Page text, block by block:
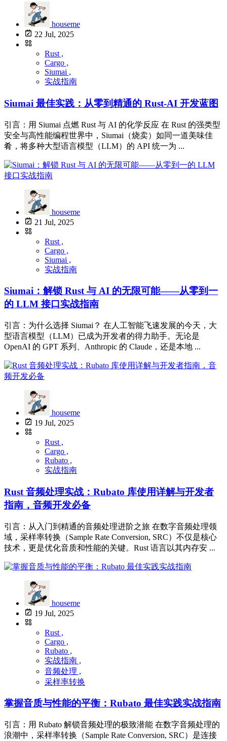
houseme
22 Jul, 2025
Rust ,
Cargo ,
Siumai ,
实战指南
Siumai 最佳实践：从零到精通的 Rust-AI 开发蓝图
引言：用 Siumai 点燃 Rust 与 AI 的化学反应 在 Rust 的强类型
安全与高性能编程世界中，Siumai（烧卖）如同一道美味佳
肴，将多种大型语言模型（LLM）的 API 统一为 ...
houseme
21 Jul, 2025
Rust ,
Cargo ,
Siumai ,
实战指南
Siumai：解锁 Rust 与 AI 的无限可能——从零到一
的 LLM 接口实战指南
引言：为什么选择 Siumai？ 在人工智能飞速发展的今天，大
型语言模型（LLM）已成为开发者的得力助手。无论是
OpenAI 的 GPT 系列、Anthropic 的 Claude，还是本地 ...
houseme
19 Jul, 2025
Rust ,
Cargo ,
Rubato ,
实战指南
Rust 音频处理实战：Rubato 库使用详解与开发者
指南，音频开发必备
引言：从入门到精通的音频处理进阶之旅 在数字音频处理领
域，采样率转换（Sample Rate Conversion, SRC）不仅是核心
技术，更是优化音质和性能的关键。Rust 语言以其内存安 ...
houseme
19 Jul, 2025
Rust ,
Cargo ,
Rubato ,
实战指南 ,
音频处理 ,
采样率转换
掌握音质与性能的平衡：Rubato 最佳实践实战指南
引言：用 Rubato 解锁音频处理的极致潜能 在数字音频处理的
浪潮中，采样率转换（Sample Rate Conversion, SRC）是连接